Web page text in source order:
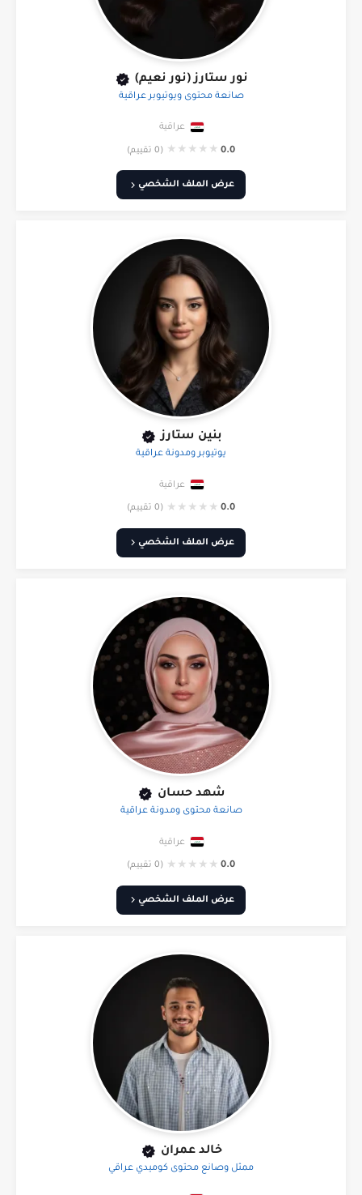
نور ستارز (نور نعيم)
صانعة محتوى ويوتيوبر عراقية
عراقية
0.0
★
★
★
★
★ (0 تقييم)
عرض الملف الشخصي
بنين ستارز
يوتيوبر ومدونة عراقية
عراقية
0.0
★
★
★
★
★ (0 تقييم)
عرض الملف الشخصي
شهد حسان
صانعة محتوى ومدونة عراقية
عراقية
0.0
★
★
★
★
★ (0 تقييم)
عرض الملف الشخصي
خالد عمران
ممثل وصانع محتوى كوميدي عراقي